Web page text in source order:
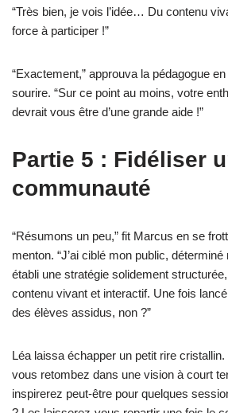
“Très bien, je vois l’idée… Du contenu
force à participer !”
“Exactement,” approuva la pédagogue
sourire. “Sur ce point au moins, votre
devrait vous être d’une grande aide !”
Partie 5 : Fidéliser
communauté
“Résumons un peu,” fit Marcus en se
menton. “J’ai ciblé mon public,
établi une stratégie solidement
contenu vivant et interactif. Une fois
des élèves assidus, non ?”
Léa laissa échapper un petit rire
vous retombez dans une vision à court
inspirerez peut-être pour quelques